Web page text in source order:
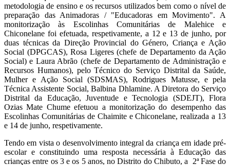
metodologia de ensino e os recursos utilizados bem como o nível de
preparação das Animadoras / "Educadoras em Movimento". A
monitorização às Escolinhas Comunitárias de Malehice e
Chiconelane foi efetuada, respetivamente, a 12 e 13 de junho, por
duas técnicas da Direção Provincial do Género, Criança e Ação
Social (DPGCAS), Rosa Ligeres (chefe de Departamento da Ação
Social) e Laura Abrão (chefe de Departamento de Administração e
Recursos Humanos), pelo Técnico do Serviço Distrital da Saúde,
Mulher e Ação Social (SDSMAS), Rodrigues Matusse, e pela
Técnica Assistente Social, Balbina Dhlamine. A Diretora do Serviço
Distrital da Educação, Juventude e Tecnologia (SDEJT), Flora
Ozias Mate Chume efetuou a monitorização do desempenho das
Escolinhas Comunitárias de Chaimite e Chiconelane, realizada a 13
e 14 de junho, respetivamente.​
Tendo em vista o desenvolvimento integral da criança em idade pré-
escolar e constituindo uma resposta necessária à Educação das
crianças entre os 3 e os 5 anos, no Distrito do Chibuto, a 2ª Fase do